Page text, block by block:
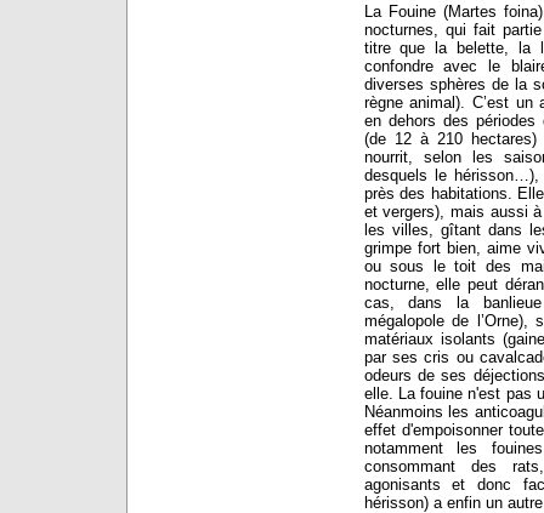
La Fouine (Martes
nocturnes, qui fait
titre que la belette, la
confondre avec le
diverses sphères de la
règne animal). C’est
en dehors des périodes
(de 12 à 210 hectares)
nourrit, selon les
desquels le
près des habitations.
et vergers), mais aussi
les villes, gîtant dans
grimpe fort bien, aime
ou sous le toit des
nocturne, elle peut
cas, dans la
mégalopole de l’Orne),
matériaux isolants
par ses cris ou
odeurs de ses
elle. La fouine n'est pas
Néanmoins les
effet d'empoisonner
notamment les
consommant des
agonisants et donc
hérisson) a enfin un